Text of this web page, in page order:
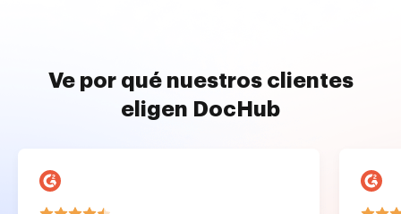
Ve por qué nuestros clientes
eligen DocHub